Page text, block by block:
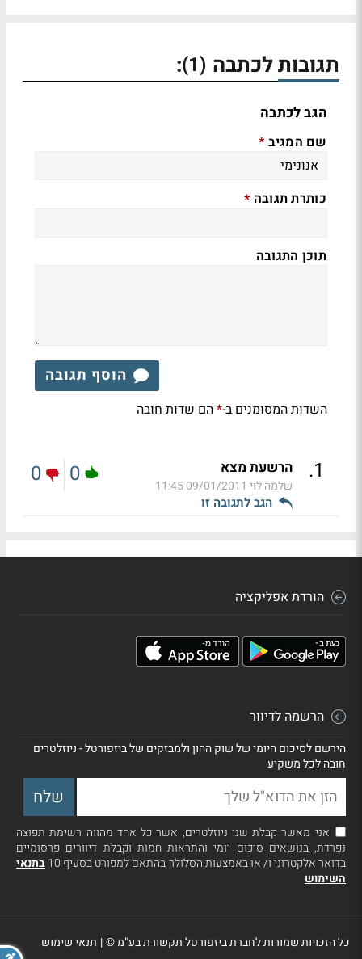
תגובות לכתבה (1)
:
הגב לכתבה
שם המגיב *
כותרת תגובה *
תוכן התגובה
הוסף תגובה
השדות המסומנים ב-*הם שדות חובה
1
. הרשעת מצא
שלמה לוי 09/01/2011 11:45
הגב לתגובה זו
0
0
הורדת אפליקציה
הרשמה לדיוור
הירשם לסיכום היומי של שוק ההון ולמבזקים של ביזפורטל - ניוזלטרים
חובה לכל משקיע
אני מאשר קבלת שני ניוזלטרים, אשר כל אחד מהווה רשימת תפוצה
נפרדת, בנושאים סיכום יומי והתראות חמות וקבלת דיוורים פרסומיים
בדואר אלקטרוני ו/ או באמצעות הסלולר בהתאם למפורט בסעיף 10
בתנאי
השימוש
כל הזכויות שמורות לחברת ביזפורטל תקשורת בע"מ ©| תנאי שימוש